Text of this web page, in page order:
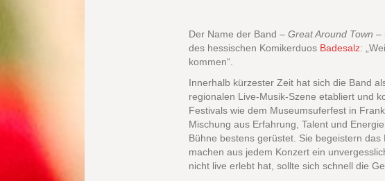
Der Name der Band – Great Around Town –
des hessischen Komikerduos Badesalz:
kommen“.
Innerhalb kürzester Zeit hat sich die Band
regionalen Live-Musik-Szene etabliert und
Festivals wie dem Museumsuferfest in
Mischung aus Erfahrung, Talent und
Bühne bestens gerüstet. Sie begeistern
machen aus jedem Konzert ein
nicht live erlebt hat, sollte sich schnell die